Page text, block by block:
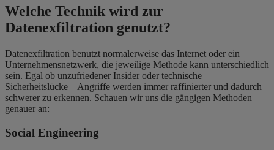
Welche Technik wird zur
Datenexfiltration genutzt?
Datenexfiltration benutzt normalerweise das Internet oder ein
Unternehmensnetzwerk, die jeweilige Methode kann unterschiedlich
sein. Egal ob unzufriedener Insider oder technische
Sicherheitslücke – Angriffe werden immer raffinierter und dadurch
schwerer zu erkennen. Schauen wir uns die gängigen Methoden
genauer an:
Social Engineering